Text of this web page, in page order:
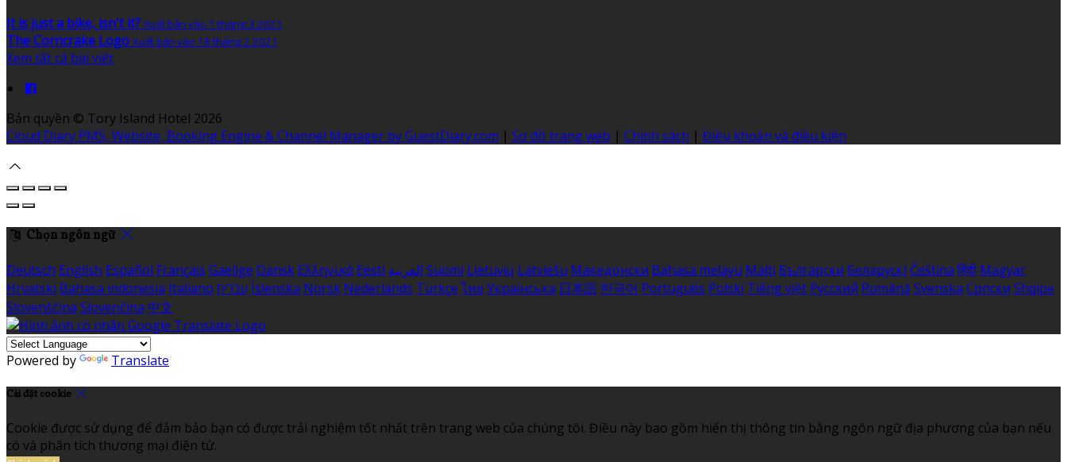
It is just a bike, isn't it? Xuất bản vào 1 tháng 3 2021
The Corncrake Logo Xuất bản vào 18 tháng 2 2021
Xem tất cả bài viết
Bản quyền © Tory Island Hotel 2026
Cloud Diary PMS, Website, Booking Engine & Channel Manager by GuestDiary.com | Sơ đồ trang web | Chính sách | Điều khoản và điều kiện
Chọn ngôn ngữ
Deutsch English Español Français Gaeilge Dansk Ελληνικά Eesti العربية Suomi Lietuvių Latviešu Македонски Bahasa melayu Malti Български Беларускі Čeština हिंदी Magyar
Hrvatski Bahasa indonesia Italiano עברית Íslenska Norsk Nederlands Türkçe ไทย Українська 日本語 한국어 Português Polski Tiếng việt Русский Română Svenska Српски Shqipe
Slovenščina Slovenčina 中文
Powered by Translate
Cài đặt cookie
Cookie được sử dụng để đảm bảo bạn có được trải nghiệm tốt nhất trên trang web của chúng tôi. Điều này bao gồm hiển thị thông tin bằng ngôn ngữ địa phương của bạn nếu
có và phân tích thương mại điện tử.